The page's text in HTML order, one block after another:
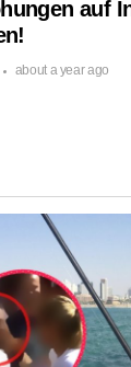
auf
about a year ago